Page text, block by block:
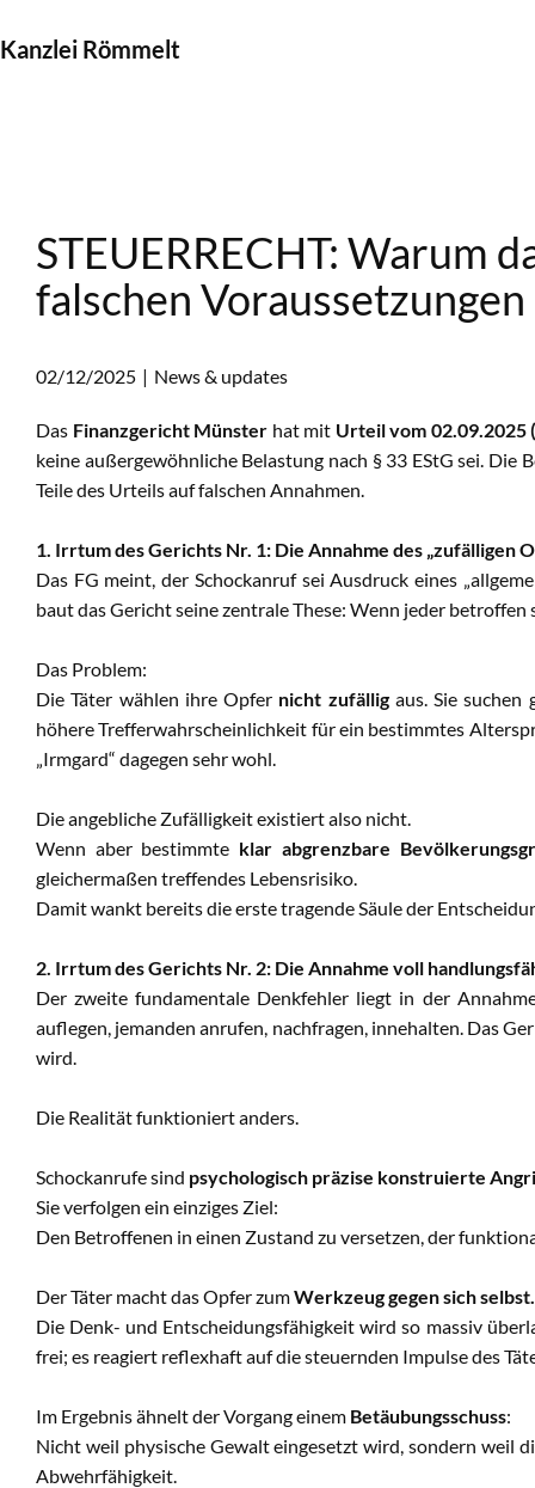
Kanzlei Römmelt
STEUERRECHT: Warum
falschen
02/12/2025 News & updates
Das Finanzgericht Münster hat mit Urteil vom 02.09.2025
keine außergewöhnliche Belastung nach § 33 EStG sei.
Teile des Urteils auf falschen Annahmen.
1. Irrtum des Gerichts Nr. 1: Die Annahme des „zufälligen
Das FG meint, der Schockanruf sei Ausdruck eines
baut das Gericht seine zentrale These: Wenn jeder betroffen
Das Problem:
Die Täter wählen ihre Opfer nicht zufälligaus. Sie suchen
höhere Trefferwahrscheinlichkeit für ein bestimmtes
„Irmgard“ dagegen sehr wohl.
Die angebliche Zufälligkeit existiert also nicht.
Wenn aber bestimmte klar abgrenzbare
gleichermaßen treffendes Lebensrisiko.
Damit wankt bereits die erste tragende Säule der
2. Irrtum des Gerichts Nr. 2: Die Annahme voll
Der zweite fundamentale Denkfehler liegt in der
auflegen, jemanden anrufen, nachfragen, innehalten. Das
wird.
Die Realität funktioniert anders.
Schockanrufe sind psychologisch präzise konstruierte
Sie verfolgen ein einziges Ziel:
Den Betroffenen in einen Zustand zu versetzen, der
Der Täter macht das Opfer zumWerkzeug gegen sich selbst.
Die Denk- und Entscheidungsfähigkeit wird so massiv
frei; es reagiert reflexhaft auf die steuernden Impulse des
Im Ergebnis ähnelt der Vorgang einem Betäubungsschuss:
Nicht weil physische Gewalt eingesetzt wird, sondern weil
Abwehrfähigkeit.